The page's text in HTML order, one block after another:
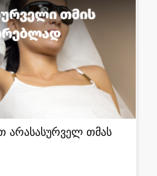
არასასურველ თმას